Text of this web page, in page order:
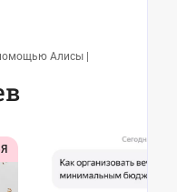
Алисы |